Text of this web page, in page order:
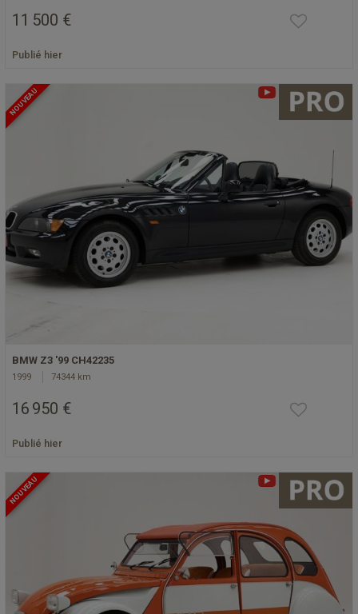
11 500 €
Publié hier
NOUVEAU
BMW Z3 '99 CH42235
1999 74344 km
16 950 €
Publié hier
NOUVEAU